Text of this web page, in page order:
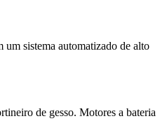
sistema automatizado de alto
de gesso. Motores a bateria